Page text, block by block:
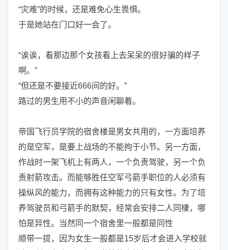
“灾难”的时候，还是难免心生畏惧。
于是她站在门口好一会了。
“诶诶，看那边那个女孩看上去呆呆的很好骗的样子
啊。”
“但还是不要接近666间的好。”
路过的男生用不小的声音闲聊着。
帝国飞行员学院的宿舍楼是男女共用的，一方面培养
的是空军，是要上战场的不能拘于小节。另一方面，
作战时一架飞机上有两人，一个负责驾驶，另一个负
责射箭攻击。而能够胜任空军弓箭手职位的人必须有
操纵风的能力，而拥有这种能力的只有女性。为了培
养驾驶员和弓箭手的默契，经常会安排二人同棲，哪
怕是异性。当然同一个宿舍里一般都是同性
顺带一提，因为女生一般都是15岁后才会进入学校就